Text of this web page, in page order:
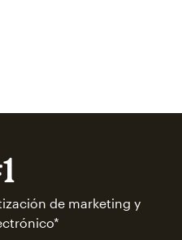
de marketing y